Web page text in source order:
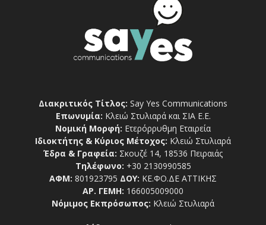
Διακριτικός Τίτλος: Say Yes Communications
Επωνυμία: Κλειώ Στυλιαρά και ΣΙΑ Ε.Ε.
Νομική Μορφή: Ετερόρρυθμη Εταιρεία
Ιδιοκτήτης & Κύριος Μέτοχος: Κλειώ Στυλιαρά
Έδρα & Γραφεία: Σκουζέ 14, 18536 Πειραιάς
Τηλέφωνο: +30 2130990585
ΑΦΜ: 801923795 ΔΟΥ: ΚΕ.ΦΟ.ΔΕ ΑΤΤΙΚΗΣ
ΑΡ. ΓΕΜΗ: 166005009000
Νόμιμος Εκπρόσωπος: Κλειώ Στυλιαρά